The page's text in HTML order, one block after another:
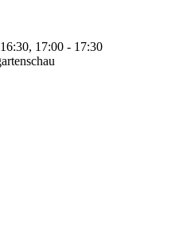
17:00 - 17:30